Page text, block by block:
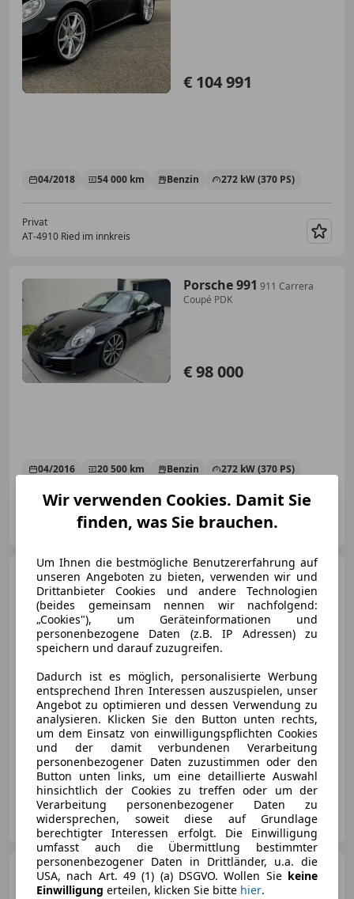
€ 104 991
04/2018 54 000 km Benzin 272 kW (370 PS)
Privat
AT-4910 Ried im innkreis
Porsche 991 911 Carrera
Coupé PDK
€ 98 000
04/2016 20 500 km Benzin 272 kW (370 PS)
AT-4400 Steyr
Porsche 991911 Carrera 4
Cabrio PDK
€ 99 999
06/2016 45 100 km Benzin 272 kW (370 PS)
Privat
AT-8720 Knittelfeld
Porsche 991
Carrera 4 GTS
Cabriolet*ApprovedGarantie*Bose*
Wir verwenden Cookies. Damit Sie
finden, was Sie brauchen.
Um Ihnen die bestmögliche Benutzererfahrung auf
unseren Angeboten zu bieten, verwenden wir und
Drittanbieter Cookies und andere Technologien
(beides gemeinsam nennen wir nachfolgend:
„Cookies"), um Geräteinformationen und
personenbezogene Daten (z.B. IP Adressen) zu
speichern und darauf zuzugreifen.
Dadurch ist es möglich, personalisierte Werbung
entsprechend Ihren Interessen auszuspielen, unser
Angebot zu optimieren und dessen Verwendung zu
analysieren. Klicken Sie den Button unten rechts,
um dem Einsatz von einwilligungspflichten Cookies
und der damit verbundenen Verarbeitung
personenbezogener Daten zuzustimmen oder den
Button unten links, um eine detaillierte Auswahl
hinsichtlich der Cookies zu treffen oder um der
Verarbeitung personenbezogener Daten zu
widersprechen, soweit diese auf Grundlage
berechtigter Interessen erfolgt. Die Einwilligung
umfasst auch die Übermittlung bestimmter
personenbezogener Daten in Drittländer, u.a. die
USA, nach Art. 49 (1) (a) DSGVO. Wollen Sie keine
Einwilligung erteilen, klicken Sie bitte hier.